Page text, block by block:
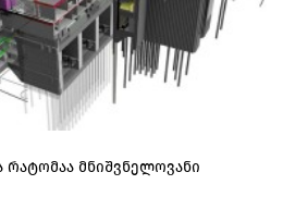
რატომაა მნიშვნელოვანი